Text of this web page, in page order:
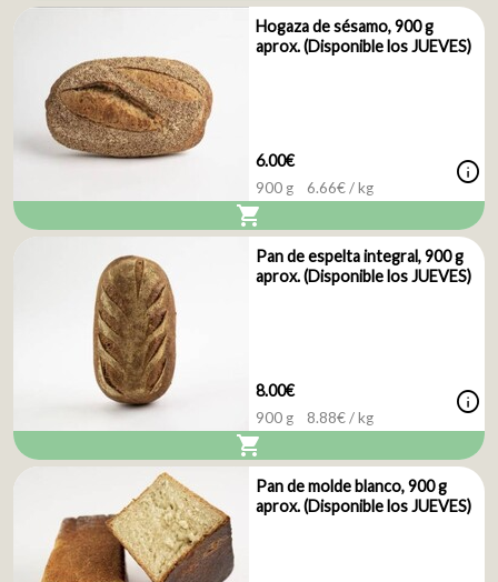
Hogaza de sésamo, 900 g
aprox. (Disponible los JUEVES)
6.00€
900 g 6.66€ / kg info
shopping_cart
Pan de espelta integral, 900 g
aprox. (Disponible los JUEVES)
8.00€
900 g 8.88€ / kg info
shopping_cart
Pan de molde blanco, 900 g
aprox. (Disponible los JUEVES)